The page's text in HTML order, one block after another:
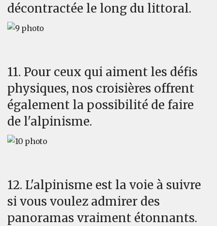
décontractée le long du littoral.
11. Pour ceux qui aiment les défis
physiques, nos croisières offrent
également la possibilité de faire
de l'alpinisme.
12. L'alpinisme est la voie à suivre
si vous voulez admirer des
panoramas vraiment étonnants.